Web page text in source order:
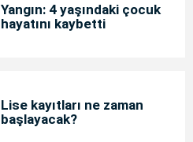
Yangın: 4 yaşındaki çocuk
hayatını kaybetti
Lise kayıtları ne zaman
başlayacak?